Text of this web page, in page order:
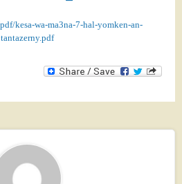
kesa-wa-ma3na-7-hal-yomken-an-
tantazerny.pdf